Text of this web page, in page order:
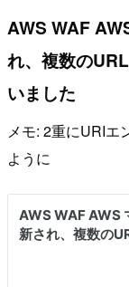
AWS WAF
れ、複数の
いました
メモ: 2重にURIエ
ように